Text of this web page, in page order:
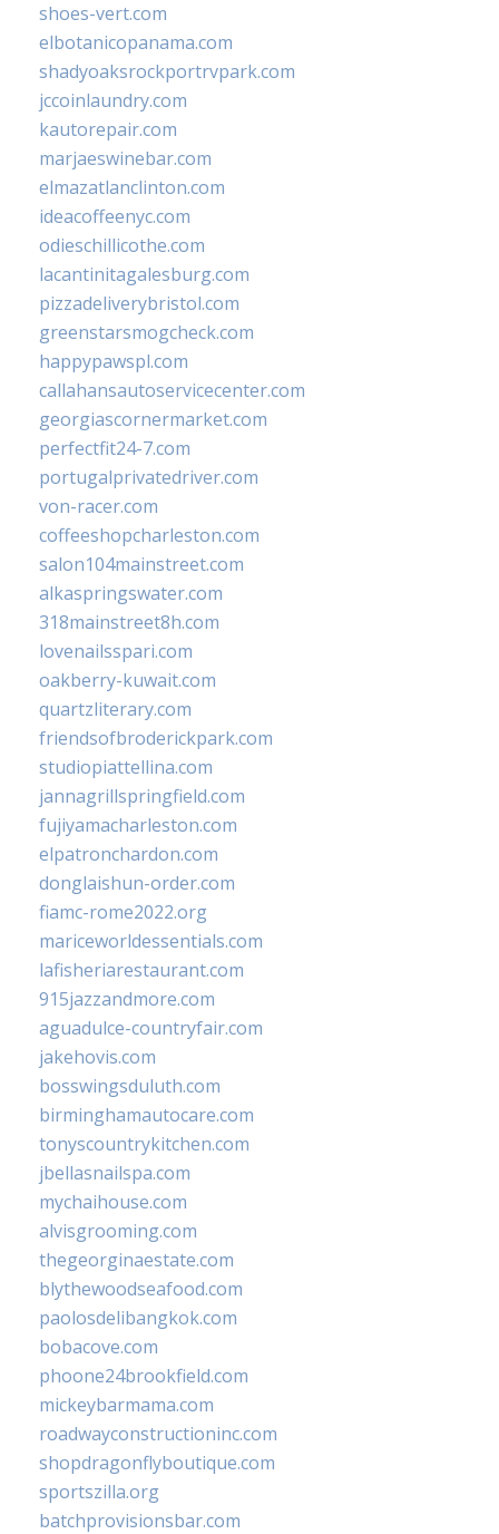
shoes-vert.com
elbotanicopanama.com
shadyoaksrockportrvpark.com
jccoinlaundry.com
kautorepair.com
marjaeswinebar.com
elmazatlanclinton.com
ideacoffeenyc.com
odieschillicothe.com
lacantinitagalesburg.com
pizzadeliverybristol.com
greenstarsmogcheck.com
happypawspl.com
callahansautoservicecenter.com
georgiascornermarket.com
perfectfit24-7.com
portugalprivatedriver.com
von-racer.com
coffeeshopcharleston.com
salon104mainstreet.com
alkaspringswater.com
318mainstreet8h.com
lovenailsspari.com
oakberry-kuwait.com
quartzliterary.com
friendsofbroderickpark.com
studiopiattellina.com
jannagrillspringfield.com
fujiyamacharleston.com
elpatronchardon.com
donglaishun-order.com
fiamc-rome2022.org
mariceworldessentials.com
lafisheriarestaurant.com
915jazzandmore.com
aguadulce-countryfair.com
jakehovis.com
bosswingsduluth.com
birminghamautocare.com
tonyscountrykitchen.com
jbellasnailspa.com
mychaihouse.com
alvisgrooming.com
thegeorginaestate.com
blythewoodseafood.com
paolosdelibangkok.com
bobacove.com
phoone24brookfield.com
mickeybarmama.com
roadwayconstructioninc.com
shopdragonflyboutique.com
sportszilla.org
batchprovisionsbar.com